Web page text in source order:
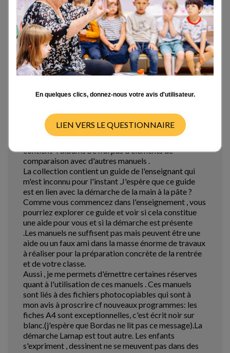
Sun 26/07/15 - 07:14
Bonjour Sophie,
J'enseigne en moyenne section, je me suis procuré
par curiosité les derniers manuels de science
contient 4 albums .Je n'ai pas d'éléments de
comparaison avec d'autres manuels .
La collection contient un guide de l'enseignant qui
m'est inconnu pour l'instant .J'espère que ce guide
est en lien avec la démarche de la main à la pâte ?
Comme vous commencez dans l'enseignement , vous
pourriez explorer ce guide et voir si cela constitue
une aide pour vous et si la démarche est présente
.Les manuels ne suffisent pas mais peuvent être une
aide ou un faux ami dans la masse énorme de travaux
à réaliser pour la préparation concrète de la rentrée
et de votre classe.
Aussi , je me permets d'émettre certaines réserves
quant à l'utilisation de ces manuels . Ces manuels
sont liés à des fichiers photocopiables qui sont à
mon avis à proscrire cf nouveaux programmes: les
fiches A4 sont exceptionnelles, c'est écrit noir sur
blanc.(j'espère que Bordas ne lit pas ce message).La
démarche Lamap est tout autre. Les enfants
s'expriment , dessinent ne se meuvent pas dans des
En quelques clics, donnez-nous votre avis d'utilisateur.
LIEN VERS LE QUESTIONNAIRE